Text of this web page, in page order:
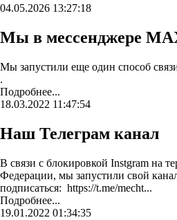
04.05.2026 13:27:18
Мы в мессенджере
Мы запустили еще один способ
.
Подробнее...
18.03.2022 11:47:54
Наш Телеграм канал
В связи с блокировкой Instgram на
Федерации, мы запустили свой
подписаться: https://t.me/mecht...
Подробнее...
19.01.2022 01:34:35